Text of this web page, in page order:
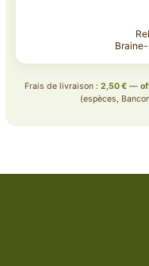
Frais de livraison : 2,50 € —
(espèces,